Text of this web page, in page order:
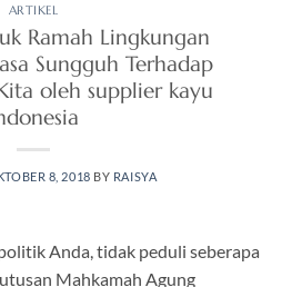
ARTIKEL
Ramah Lingkungan
Sungguh Terhadap
oleh supplier kayu
8, 2018 BY RAISYA
Anda, tidak peduli seberapa
Mahkamah Agung